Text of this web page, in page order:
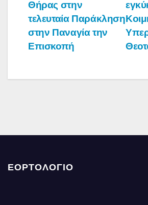
άρθρων
Θήρας στην
τελευταία Παράκληση
στην Παναγία την
Επισκοπή
ΕΟΡΤΟΛΟΓΙΟ